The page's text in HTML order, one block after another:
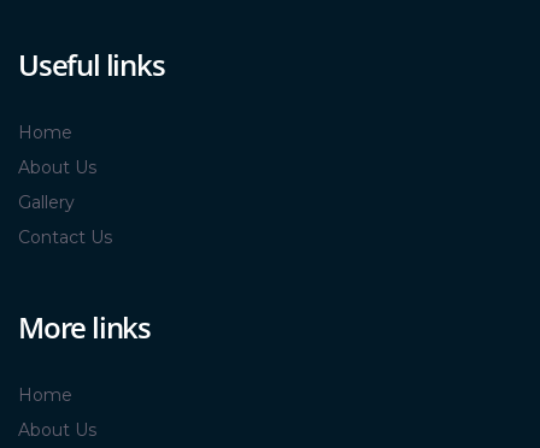
Useful links
Home
About Us
Gallery
Contact Us
More links
Home
About Us